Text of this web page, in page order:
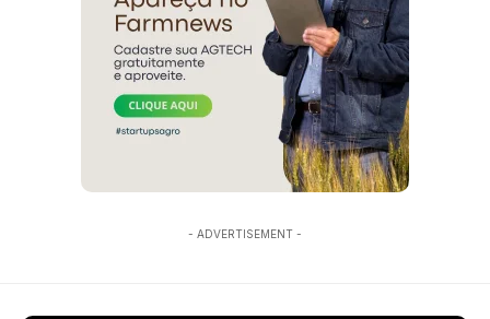
- ADVERTISEMENT -